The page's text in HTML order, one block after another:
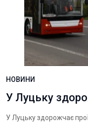
НОВИНИ
У Луцьку
У Луцьку здорожчає